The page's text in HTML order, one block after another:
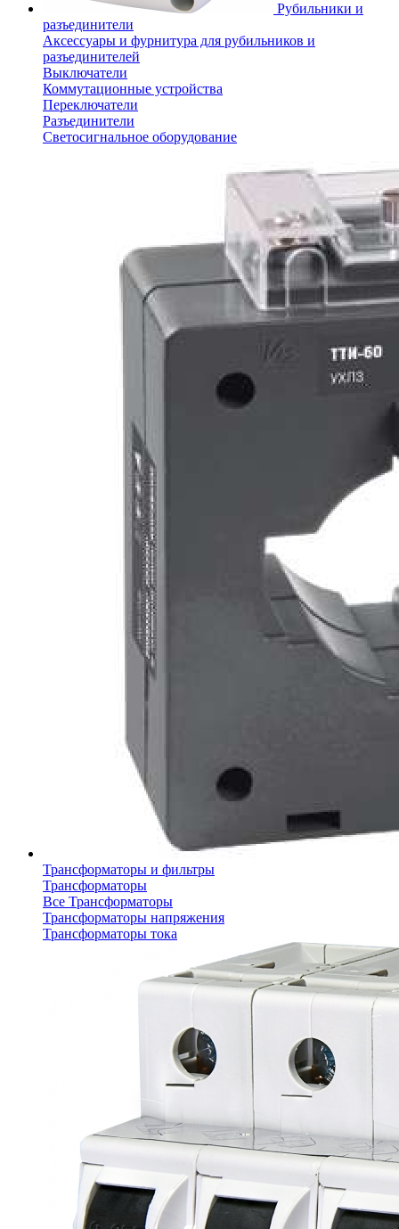
Рубильники и
разъединители
Аксессуары и фурнитура для рубильников и
разъединителей
Выключатели
Коммутационные устройства
Переключатели
Разъединители
Светосигнальное оборудование
Трансформаторы и фильтры
Трансформаторы
Все Трансформаторы
Трансформаторы напряжения
Трансформаторы тока